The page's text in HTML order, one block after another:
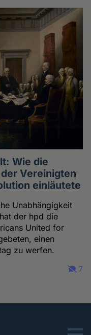
Wie die
Vereinigten
einläutete
Unabhängigkeit
der hpd die
United for
einen
zu werfen.
7